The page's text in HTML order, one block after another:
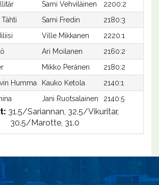
Sami Vehviläinen 2200:2
Sami Fredin 2180:3
Ville Mikkanen 2220:1
Ari Moilanen 2160:2
Mikko Peränen 2180:2
Humma Kauko Ketola 2140:1
Jani Ruotsalainen 2140:5
31.5/Sariannan, 32.5/Vikuritar,
30.5/Marotte, 31.0